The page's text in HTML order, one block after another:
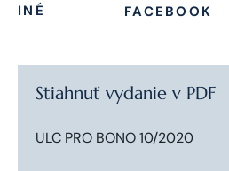
INÉ
FACEBOOK
Stiahnuť vydanie v PDF
ULC PRO BONO 10/2020